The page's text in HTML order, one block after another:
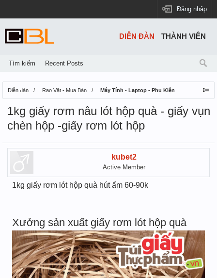
Đăng nhập
Diễn đàn Rao Vặt - Mua Bán Máy Tính - Laptop - Phụ Kiện
1kg giấy rơm nâu lót hộp quà - giấy vụn
chèn hộp -giấy rơm lót hộp
kubet2
Active Member
1kg giấy rơm lót hộp quà hút ẩm 60-90k
Xưởng sản xuất giấy rơm lót hộp quà
DIỄN ĐÀN
Tìm kiếm Recent Posts
THÀNH VIÊN